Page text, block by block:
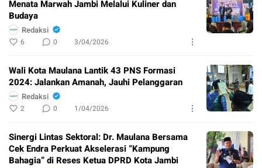
Menata Marwah Jambi Melalui Kuliner dan
Budaya
Redaksi
6 0 3/04/2026
Wali Kota Maulana Lantik 43 PNS Formasi
2024: Jalankan Amanah, Jauhi Pelanggaran
Redaksi
2 0 1/04/2026
Sinergi Lintas Sektoral: Dr. Maulana Bersama
Cek Endra Perkuat Akselerasi “Kampung
Bahagia” di Reses Ketua DPRD Kota Jambi